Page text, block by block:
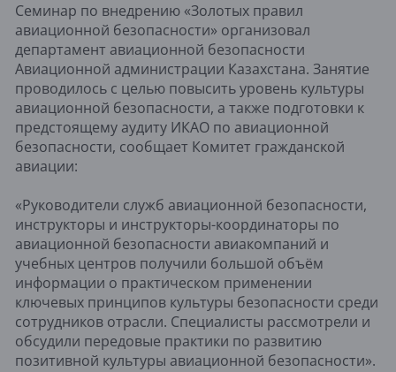
Семинар по внедрению «Золотых правил
авиационной безопасности» организовал
департамент авиационной безопасности
Авиационной администрации Казахстана. Занятие
проводилось с целью повысить уровень культуры
авиационной безопасности, а также подготовки к
предстоящему аудиту ИКАО по авиационной
безопасности, сообщает Комитет гражданской
авиации:
«Руководители служб авиационной безопасности,
инструкторы и инструкторы-координаторы по
авиационной безопасности авиакомпаний и
учебных центров получили большой объём
информации о практическом применении
ключевых принципов культуры безопасности среди
сотрудников отрасли. Специалисты рассмотрели и
обсудили передовые практики по развитию
позитивной культуры авиационной безопасности».